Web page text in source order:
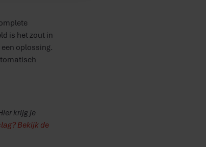
is het zout in
oplossing.
krijg je
Bekijk de